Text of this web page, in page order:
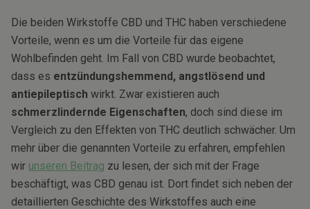
Die beiden Wirkstoffe CBD und THC haben verschiedene
Vorteile, wenn es um die Vorteile für das eigene
Wohlbefinden geht. Im Fall von CBD wurde beobachtet,
dass es entzündungshemmend, angstlösend und
antiepileptisch wirkt. Zwar existieren auch
schmerzlindernde Eigenschaften, doch sind diese im
Vergleich zu den Effekten von THC deutlich schwächer. Um
mehr über die genannten Vorteile zu erfahren, empfehlen
wir unseren Beitrag zu lesen, der sich mit der Frage
beschäftigt, was CBD genau ist. Dort findet sich neben der
detaillierten Geschichte des Wirkstoffes auch eine